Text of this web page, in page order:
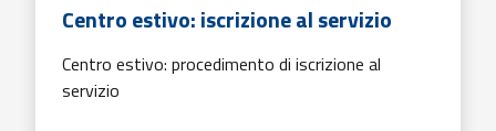
Centro estivo: iscrizione al servizio
Centro estivo: procedimento di iscrizione al
servizio